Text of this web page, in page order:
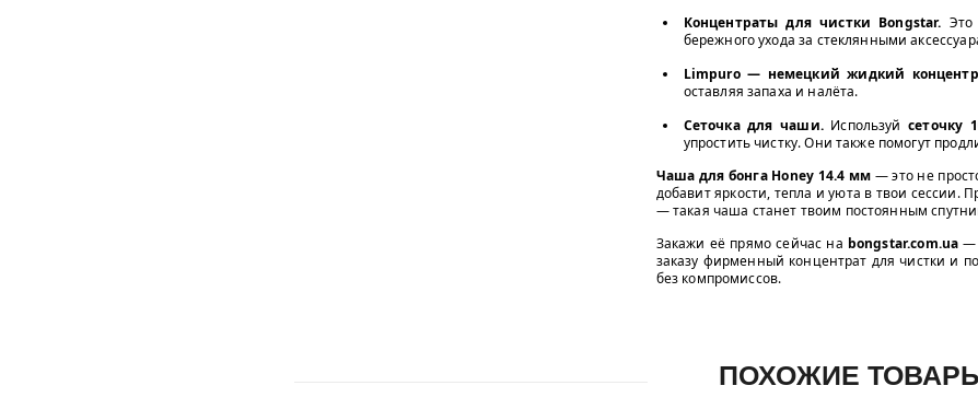
Концентраты для чистки Bongstar.
бережного ухода за стеклянными
Limpuro — немецкий жидкий
оставляя запаха и налёта.
Сеточка для чаши.Используйсеточку
упростить чистку. Они также помогут
Чаша для бонга Honey 14.4 мм — это не
добавит яркости, тепла и уюта в твои сессии.
— такая чаша станет твоим постоянным
Закажи её прямо сейчас на bongstar.com.ua —
заказу фирменный концентрат для чистки и
без компромиссов.
ПОХОЖИЕ